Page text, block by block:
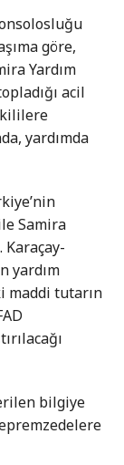
göre,
Yardım
acil
yardımda
Samira
Karaçay-
yardım
maddi tutarın
bilgiye